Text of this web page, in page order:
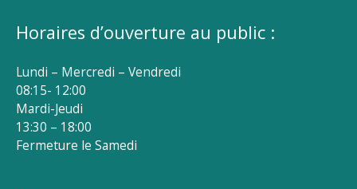
Horaires d’ouverture au public :
Lundi – Mercredi – Vendredi
08:15- 12:00
Mardi-Jeudi
13:30 – 18:00
Fermeture le Samedi